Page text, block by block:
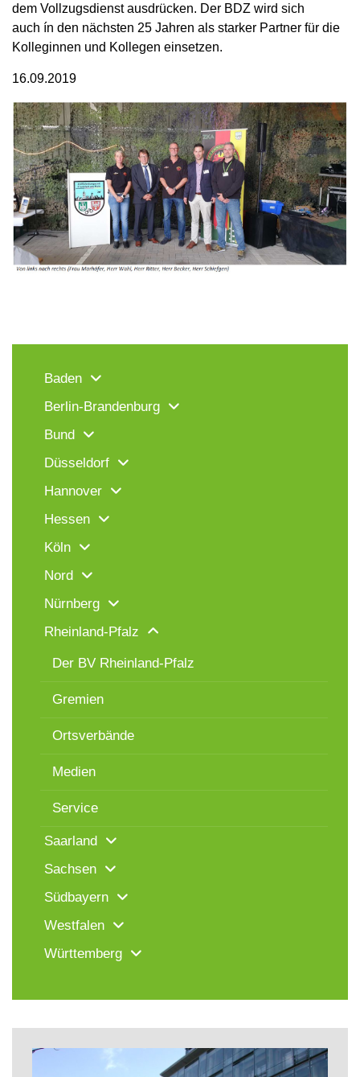
dem Vollzugsdienst ausdrücken. Der BDZ wird sich
auch ín den nächsten 25 Jahren als starker Partner für die
Kolleginnen und Kollegen einsetzen.
16.09.2019
Baden
Berlin-Brandenburg
Bund
Düsseldorf
Hannover
Hessen
Köln
Nord
Nürnberg
Rheinland-Pfalz
Der BV Rheinland-Pfalz
Gremien
Ortsverbände
Medien
Service
Saarland
Sachsen
Südbayern
Westfalen
Württemberg